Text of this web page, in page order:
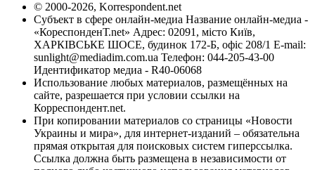
© 2000-2026, Korrespondent.net
Субъект в сфере онлайн-медиа Название онлайн-медиа -
«КореспонденТ.net» Адрес: 02091, місто Київ,
ХАРКІВСЬКЕ ШОСЕ, будинок 172-Б, офіс 208/1 E-mail:
sunlight@mediadim.com.ua Телефон: 044-205-43-00
Идентификатор медиа - R40-06068
Использование любых материалов, размещённых на
сайте, разрешается при условии ссылки на
Корреспондент.net.
При копировании материалов со страницы «Новости
Украины и мира», для интернет-изданий – обязательна
прямая открытая для поисковых систем гиперссылка.
Ссылка должна быть размещена в независимости от